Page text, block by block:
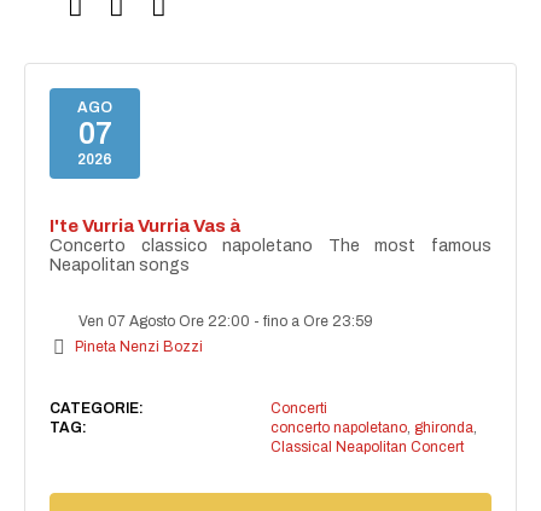
AGO
07
2026
I'te Vurria Vurria Vas à
Concerto classico napoletano The most famous
Neapolitan songs
Ven 07 Agosto Ore 22:00 -fino a Ore 23:59
Pineta Nenzi Bozzi
CATEGORIE:
Concerti
TAG:
concerto napoletano, ghironda,
Classical Neapolitan Concert